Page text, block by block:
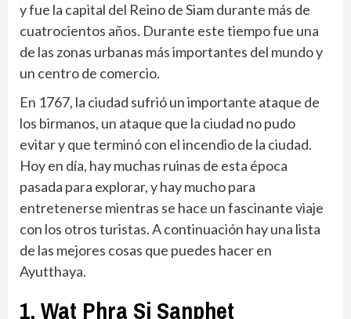
y fue la capital del Reino de Siam durante más de
cuatrocientos años. Durante este tiempo fue una
de las zonas urbanas más importantes del mundo y
un centro de comercio.
En 1767, la ciudad sufrió un importante ataque de
los birmanos, un ataque que la ciudad no pudo
evitar y que terminó con el incendio de la ciudad.
Hoy en día, hay muchas ruinas de esta época
pasada para explorar, y hay mucho para
entretenerse mientras se hace un fascinante viaje
con los otros turistas. A continuación hay una lista
de las mejores cosas que puedes hacer en
Ayutthaya.
1. Wat Phra Si Sanphet